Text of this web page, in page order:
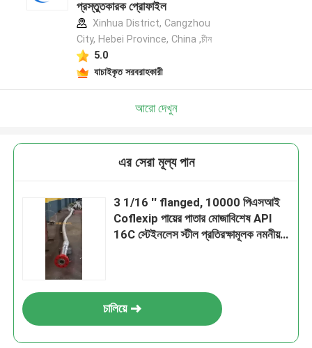
প্রস্তুতকারক প্রোফাইল
Xinhua District, Cangzhou
City, Hebei Province, China ,চীন
5.0
যাচাইকৃত সরবরাহকারী
আরো দেখুন
এর সেরা মূল্য পান
3 1/16 ′′ flanged, 10000 পিএসআই
Coflexip পায়ের পাতার মোজাবিশেষ API
16C স্টেইনলেস স্টীল প্রতিরক্ষামূলক নমনীয়
চালিয়ে